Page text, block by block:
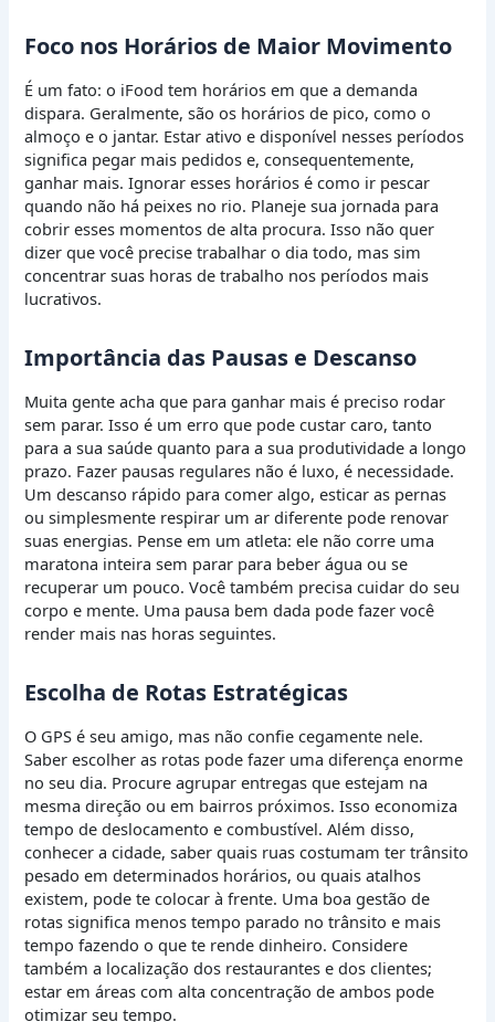
Foco nos Horários de Maior Movimento
É um fato: o iFood tem horários em que a demanda
dispara. Geralmente, são os horários de pico, como o
almoço e o jantar. Estar ativo e disponível nesses períodos
significa pegar mais pedidos e, consequentemente,
ganhar mais. Ignorar esses horários é como ir pescar
quando não há peixes no rio. Planeje sua jornada para
cobrir esses momentos de alta procura. Isso não quer
dizer que você precise trabalhar o dia todo, mas sim
concentrar suas horas de trabalho nos períodos mais
lucrativos.
Importância das Pausas e Descanso
Muita gente acha que para ganhar mais é preciso rodar
sem parar. Isso é um erro que pode custar caro, tanto
para a sua saúde quanto para a sua produtividade a longo
prazo. Fazer pausas regulares não é luxo, é necessidade.
Um descanso rápido para comer algo, esticar as pernas
ou simplesmente respirar um ar diferente pode renovar
suas energias. Pense em um atleta: ele não corre uma
maratona inteira sem parar para beber água ou se
recuperar um pouco. Você também precisa cuidar do seu
corpo e mente. Uma pausa bem dada pode fazer você
render mais nas horas seguintes.
Escolha de Rotas Estratégicas
O GPS é seu amigo, mas não confie cegamente nele.
Saber escolher as rotas pode fazer uma diferença enorme
no seu dia. Procure agrupar entregas que estejam na
mesma direção ou em bairros próximos. Isso economiza
tempo de deslocamento e combustível. Além disso,
conhecer a cidade, saber quais ruas costumam ter trânsito
pesado em determinados horários, ou quais atalhos
existem, pode te colocar à frente. Uma boa gestão de
rotas significa menos tempo parado no trânsito e mais
tempo fazendo o que te rende dinheiro. Considere
também a localização dos restaurantes e dos clientes;
estar em áreas com alta concentração de ambos pode
otimizar seu tempo.